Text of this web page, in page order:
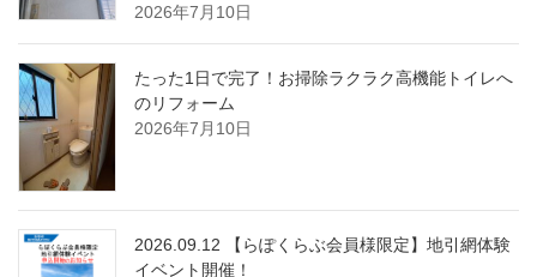
2026年7月10日
たった1日で完了！お掃除ラクラク高機能トイレへ
のリフォーム
2026年7月10日
2026.09.12 【らぽくらぶ会員様限定】地引網体験
イベント開催！